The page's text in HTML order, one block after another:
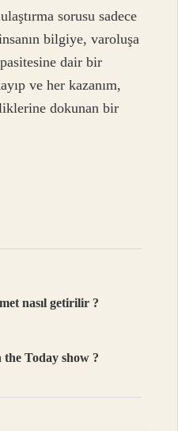
sorusu sadece
bilgiye, varoluşa
dair bir
ve her kazanım,
dokunan bir
nasıl getirilir ?
Today show ?